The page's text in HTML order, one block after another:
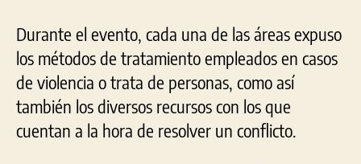
Durante el evento, cada una de las áreas expuso
los métodos de tratamientoempleados en casos
de violencia otrata de personas, como así
también los diversos recursos con los que
cuentan a la hora de resolver un conflicto.